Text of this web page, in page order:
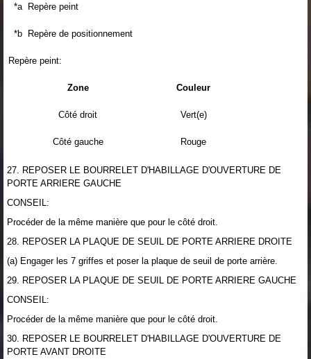
*a Repère peint
*b Repère de positionnement
Repère peint:
Zone Couleur
Côté droit Vert(e)
Côté gauche Rouge
27. REPOSER LE BOURRELET D'HABILLAGE D'OUVERTURE DE
PORTE ARRIERE GAUCHE
CONSEIL:
Procéder de la même manière que pour le côté droit.
28. REPOSER LA PLAQUE DE SEUIL DE PORTE ARRIERE DROITE
(a) Engager les 7 griffes et poser la plaque de seuil de porte arrière.
29. REPOSER LA PLAQUE DE SEUIL DE PORTE ARRIERE GAUCHE
CONSEIL:
Procéder de la même manière que pour le côté droit.
30. REPOSER LE BOURRELET D'HABILLAGE D'OUVERTURE DE
PORTE AVANT DROITE